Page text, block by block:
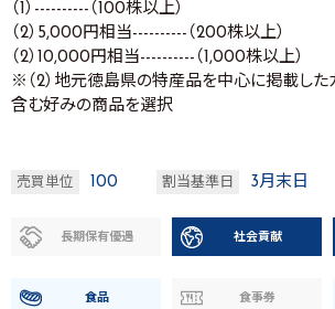
（1）----------（100株以上）
（2）5,000円相当----------（200株以上）
（2）10,000円相当----------（1,000株以上）
※（2）地元徳島県の特産品を中心に掲載した
含む好みの商品を選択
売買単位 100 割当基準日 3月末日
長期保有優遇 社会貢献
食品 食事券